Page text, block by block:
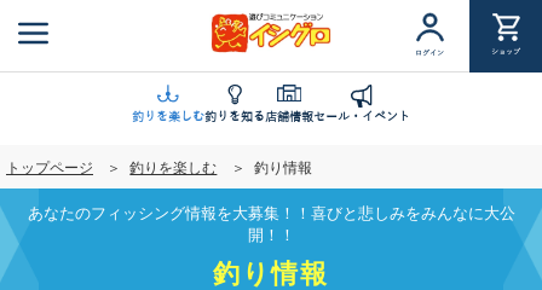
ン
に
移
動
ログイン ショップ
釣りを楽しむ釣りを知る店舗情報セール・イベント
トップページ 釣りを楽しむ 釣り情報
あなたのフィッシング情報を大募集！！喜びと悲しみをみんなに大公
開！！
釣り情報